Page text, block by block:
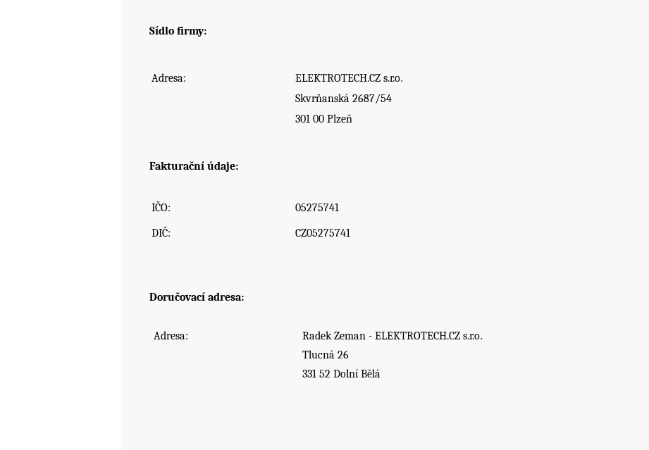
Sídlo firmy:
Adresa: ELEKTROTECH.CZ s.r.o.
Skvrňanská 2687/54
301 00 Plzeň
Fakturační údaje:
IČO:
05275741
DIČ:
CZ05275741
Doručovací adresa:
Adresa: Radek Zeman - ELEKTROTECH.CZ s.r.o.
Tlucná 26
331 52 Dolní Bělá